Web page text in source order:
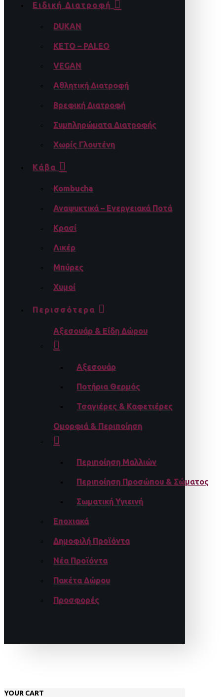
Ειδική Διατροφή
DUKAN
KETO – PALEO
VEGAN
Αθλητική Διατροφή
Βρεφική Διατροφή
Συμπληρώματα Διατροφής
Χωρίς Γλουτένη
Κάβα
Kombucha
Αναψυκτικά – Ενεργειακά Ποτά
Κρασί
Λικέρ
Μπύρες
Χυμοί
Περισσότερα
Αξεσουάρ & Είδη Δώρου
Αξεσουάρ
Ποτήρια Θερμός
Τσαγιέρες & Καφετιέρες
Ομορφιά & Περιποίηση
Περιποίηση Μαλλιών
Περιποίηση Προσώπου & Σώματος
Σωματική Υγιεινή
Εποχιακά
Δημοφιλή Προϊόντα
Νέα Προϊόντα
Πακέτα Δώρου
Προσφορές
YOUR CART